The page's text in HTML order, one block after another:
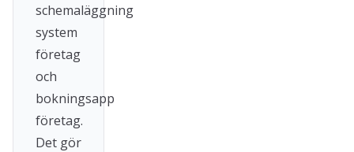
schemaläggning
system
företag
och
bokningsapp
företag.
Det gör